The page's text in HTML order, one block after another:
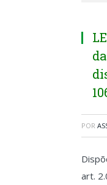
POR
art.